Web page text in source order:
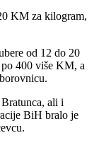
KM za kilogram,
od 12 do 20
400 više KM, a
ali i
BiH bralo je